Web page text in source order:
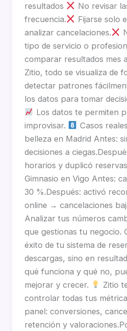
resultados
No revisar
frecuencia.
Fijarse solo
analizar cancelaciones.
tipo de servicio o
comparar resultados mes
Zitio, todo se visualiza de
detectar patrones
los datos para tomar
Los datos te permiten
improvisar.
Casos reales
belleza en Madrid Antes:
decisiones a
horarios y duplicó
Gimnasio en Vigo Antes:
30 %.Después: activó
online → cancelaciones
Analizar tus números
que gestionas tu negocio.
éxito de tu sistema de
descargas, sino en
qué funciona y qué no,
mejorar y crecer.
Zitio
controlar todas tus
panel: conversiones,
retención y